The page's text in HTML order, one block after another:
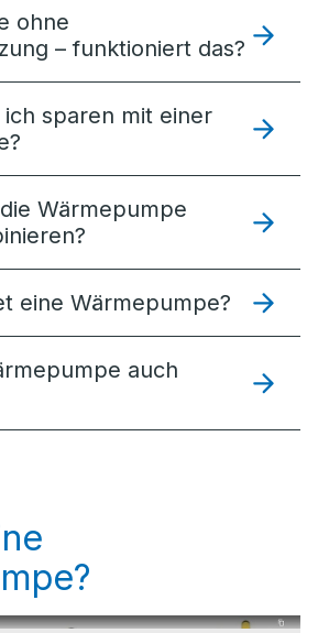
ohne
– funktioniert das?
sparen mit einer
Wärmepumpe
eine Wärmepumpe?
auch